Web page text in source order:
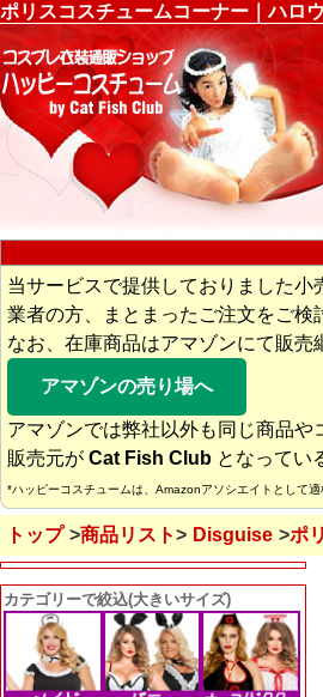
ポリスコスチュームコーナー｜ハロ
当サービスで提供しておりました小
業者の方、まとまったご注文をご検
なお、在庫商品はアマゾンにて販売
アマゾンの売り場へ
アマゾンでは弊社以外も同じ商品や
販売元が Cat Fish Club となってい
*ハッピーコスチュームは、Amazonアソシエイトとして適
トップ 商品リスト Disguise ポ
カテゴリーで絞込(大きいサイズ)